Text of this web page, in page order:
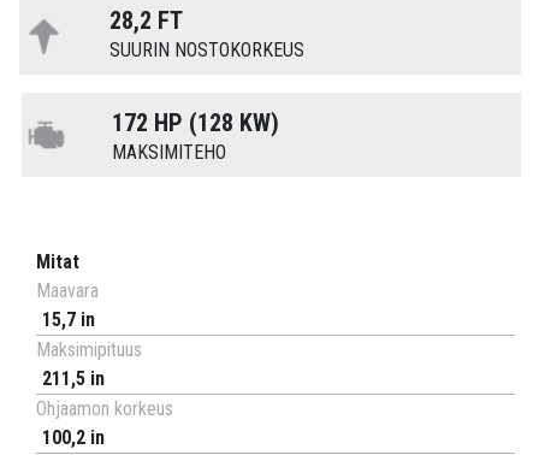
28,2 FT
SUURIN NOSTOKORKEUS
172 HP (128 KW)
MAKSIMITEHO
Mitat
Maavara
15,7 in
Maksimipituus
211,5 in
Ohjaamon korkeus
100,2 in